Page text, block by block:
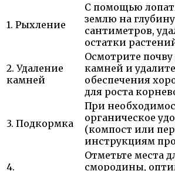
1. Рыхление
С помощью
землю на
сантиметров,
остатки
2. Удаление
камней
Осмотрите
камней и
обеспечения
для роста
3. Подкормка
При
органическое
(компост или
инструкциям
4.
Отметьте места
смородины,